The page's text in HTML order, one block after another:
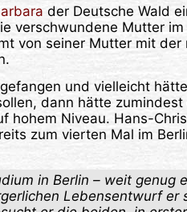
der Deutsche Wald
verschwundene Mutter
von seiner Mutter mit der
und vielleicht
dann hätte zumindest
hohem Niveau. Hans-
zum vierten Mal im
in Berlin – weit genug
Lebensentwurf er